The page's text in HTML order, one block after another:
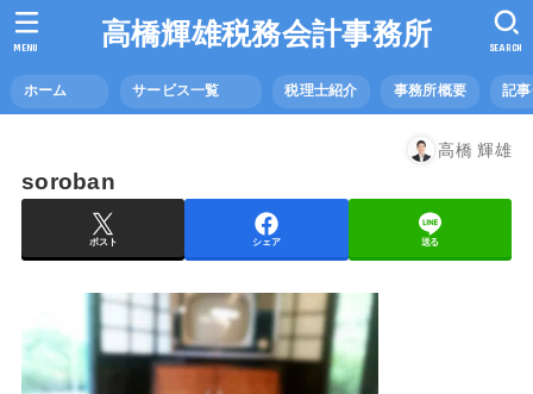
高橋輝雄税務会計事務所
ホーム サービス一覧 税理士紹介 事務所概要 記
SEARCH
MENU
高橋 輝雄
soroban
ポスト シェア 送る